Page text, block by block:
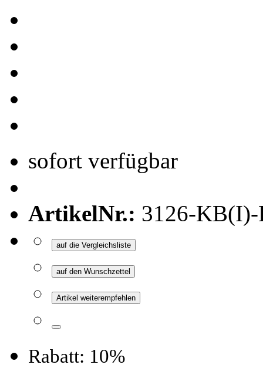
sofort verfügbar
ArtikelNr.: 3126-
auf die Vergleichsliste
auf den Wunschzettel
Artikel weiterempfehlen
Rabatt: 10%